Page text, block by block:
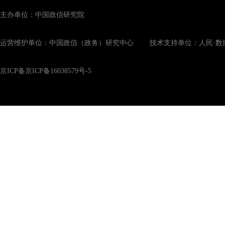
主办单位：中国政信研究院
运营维护单位：中国政信（政务）研究中心 技术支持单位：人民·数
京ICP备京ICP备16038579号-5